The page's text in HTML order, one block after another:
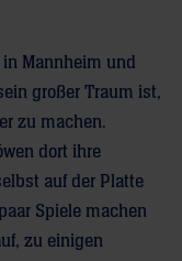
Mannheim und
großer Traum ist,
zu machen.
dort ihre
auf der Platte
Spiele machen
zu einigen